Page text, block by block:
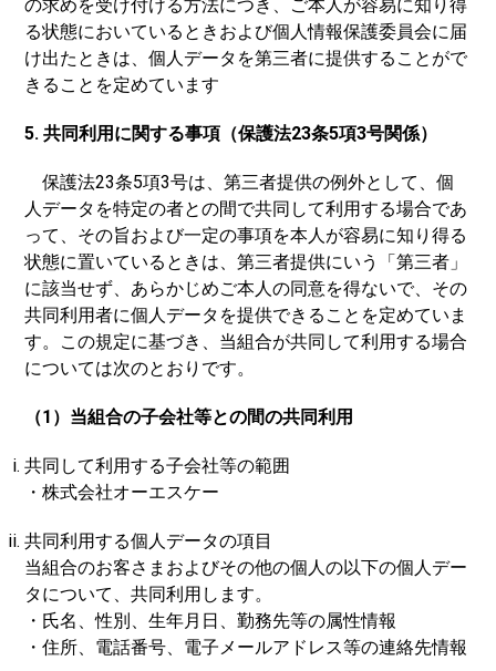
の求めを受け付ける方法につき、ご本人が容易に知り得
る状態においているときおよび個人情報保護委員会に届
け出たときは、個人データを第三者に提供することがで
きることを定めています
5. 共同利用に関する事項（保護法23条5項3号関係）
保護法23条5項3号は、第三者提供の例外として、個
人データを特定の者との間で共同して利用する場合であ
って、その旨および一定の事項を本人が容易に知り得る
状態に置いているときは、第三者提供にいう「第三者」
に該当せず、あらかじめご本人の同意を得ないで、その
共同利用者に個人データを提供できることを定めていま
す。この規定に基づき、当組合が共同して利用する場合
については次のとおりです。
（1）当組合の子会社等との間の共同利用
共同して利用する子会社等の範囲
・株式会社オーエスケー
共同利用する個人データの項目
当組合のお客さまおよびその他の個人の以下の個人デー
タについて、共同利用します。
・氏名、性別、生年月日、勤務先等の属性情報
・住所、電話番号、電子メールアドレス等の連絡先情報